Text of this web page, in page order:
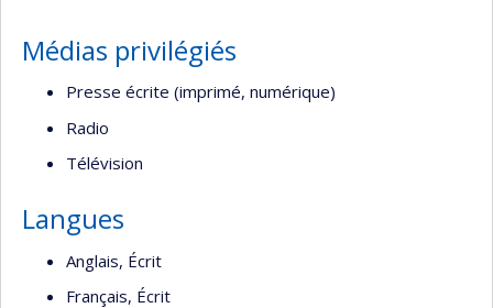
Médias privilégiés
Presse écrite (imprimé, numérique)
Radio
Télévision
Langues
Anglais, Écrit
Français, Écrit